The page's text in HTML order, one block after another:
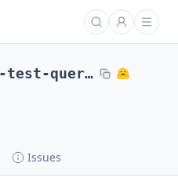
vsc2022-test-query-2fps
Issues